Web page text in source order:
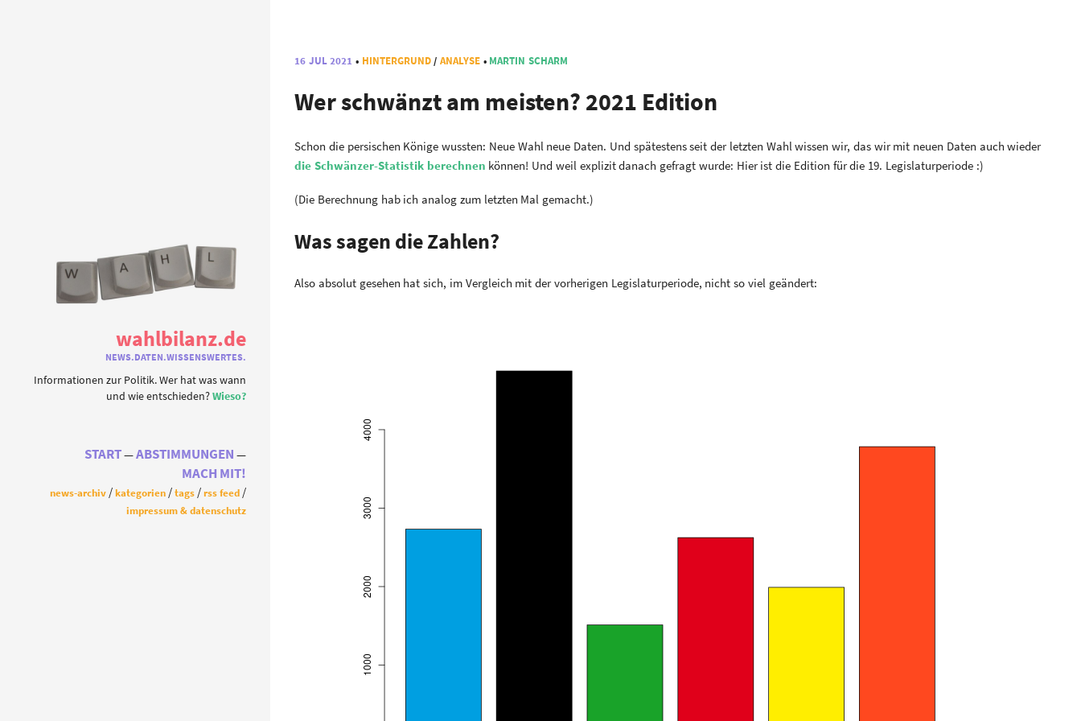
wahlbilanz.de
NEWS.DATEN.WISSENSWERTES.
Informationen zur Politik. Wer hat was wann
und wie entschieden?Wieso?
START
ABSTIMMUNGEN
MACH MIT!
news-archiv kategorien tags
rss feed
impressum & datenschutz
16 JUL 2021 • HINTERGRUND / ANALYSE• MARTIN SCHARM
Wer schwänzt am meisten? 2021 Edition
Schon die persischen Könige wussten: Neue Wahl neue Daten. Und spätestens seit der letzten Wahl wissen wir, das wir mit neuen Daten auch wieder
die Schwänzer-Statistik berechnen können! Und weil explizit danach gefragt wurde: Hier ist die Edition für die 19. Legislaturperiode :)
(Die Berechnung hab ich analog zum letzten Mal gemacht.)
Was sagen die Zahlen?
Also absolut gesehen hat sich, im Vergleich mit der vorherigen Legislaturperiode, nicht so viel geändert: